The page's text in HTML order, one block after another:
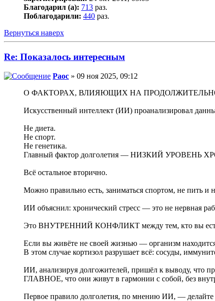
Благодарил (а): 713 раз.
Поблагодарили: 440 раз.
Вернуться наверх
Re: Показалось интересным
Раос » 09 ноя 2025, 09:12
О ФАКТОРАХ, ВЛИЯЮЩИХ НА
Искусственный интеллект (ИИ) проанализировал
Не диета.
Не спорт.
Не генетика.
Главный фактор долголетия — НИЗКИЙ УРОВЕНЬ
Всё остальное вторично.
Можно правильно есть, заниматься спортом, не пить и
ИИ объяснил: хронический стресс — это не нервная
Это ВНУТРЕННИЙ КОНФЛИКТ между тем, кто вы есть,
Если вы живёте не своей жизнью — организм
В этом случае кортизол разрушает всё: сосуды,
ИИ, анализируя долгожителей, пришёл к выводу, что
ГЛАВНОЕ, что они живут в гармонии с собой, без
Первое правило долголетия, по мнению ИИ, — делайте